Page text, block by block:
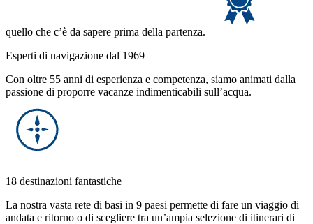
quello che c’è da sapere prima della partenza.
Esperti di navigazione dal 1969
Con oltre 55 anni di esperienza e competenza, siamo animati dalla
passione di proporre vacanze indimenticabili sull’acqua.
18 destinazioni fantastiche
La nostra vasta rete di basi in 9 paesi permette di fare un viaggio di
andata e ritorno o di scegliere tra un’ampia selezione di itinerari di